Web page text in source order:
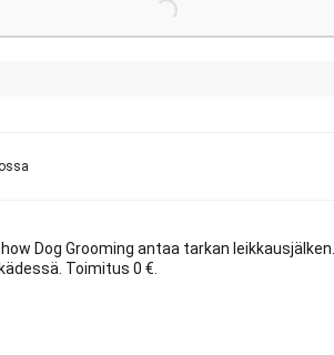
Dog Grooming antaa tarkan leikkausjälken.
Toimitus 0 €.
Loading...